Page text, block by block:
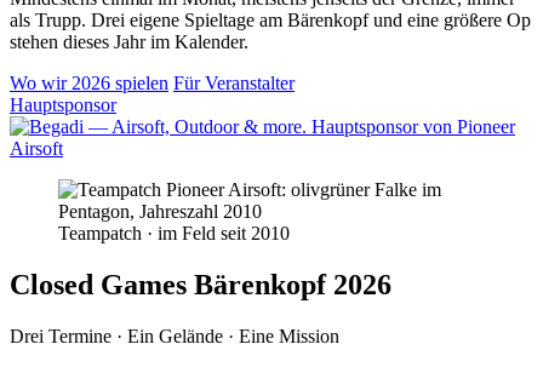
als Trupp. Drei eigene Spieltage am Bärenkopf und eine größere Op
stehen dieses Jahr im Kalender.
Wo wir 2026 spielen Für Veranstalter
Hauptsponsor
Teampatch · im Feld seit 2010
Closed Games Bärenkopf 2026
Drei Termine · Ein Gelände · Eine Mission